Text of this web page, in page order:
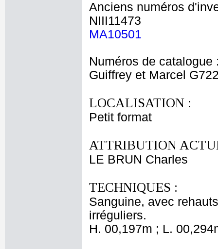
Anciens numéros
NIII11473
MA10501
Numéros de catalogue
Guiffrey et Marcel
LOCALISATION :
Petit format
ATTRIBUTION
LE BRUN Charles
TECHNIQUES :
Sanguine, avec
irréguliers.
H. 00,197m ; L.